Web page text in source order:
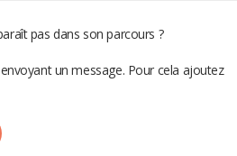
pas dans son parcours ?
un message. Pour cela ajoutez